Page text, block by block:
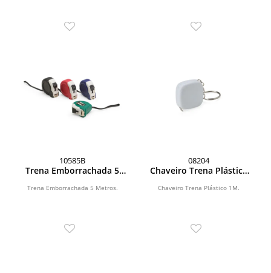
10585B
Trena Emborrachada 5
Trena Emborrachada 5 Metros.
08204
Chaveiro Trena Plástico
Chaveiro Trena Plástico 1M.